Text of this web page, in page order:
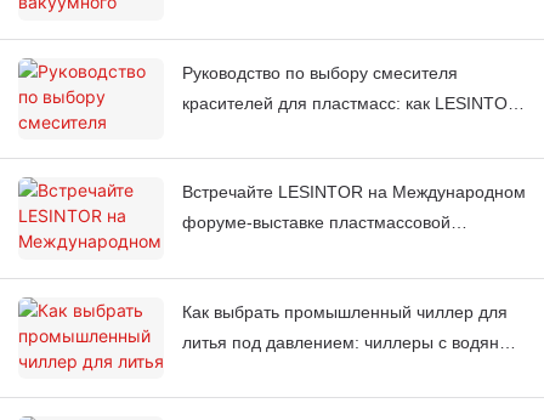
давлением автоматизировать подачу
материала
Руководство по выбору смесителя
красителей для пластмасс: как LESINTOR
давлением получать стабильный цвет
каждый раз.
Встречайте LESINTOR на Международном
форуме-выставке пластмассовой
Марокко.
Как выбрать промышленный чиллер для
литья под давлением: чиллеры с водяным